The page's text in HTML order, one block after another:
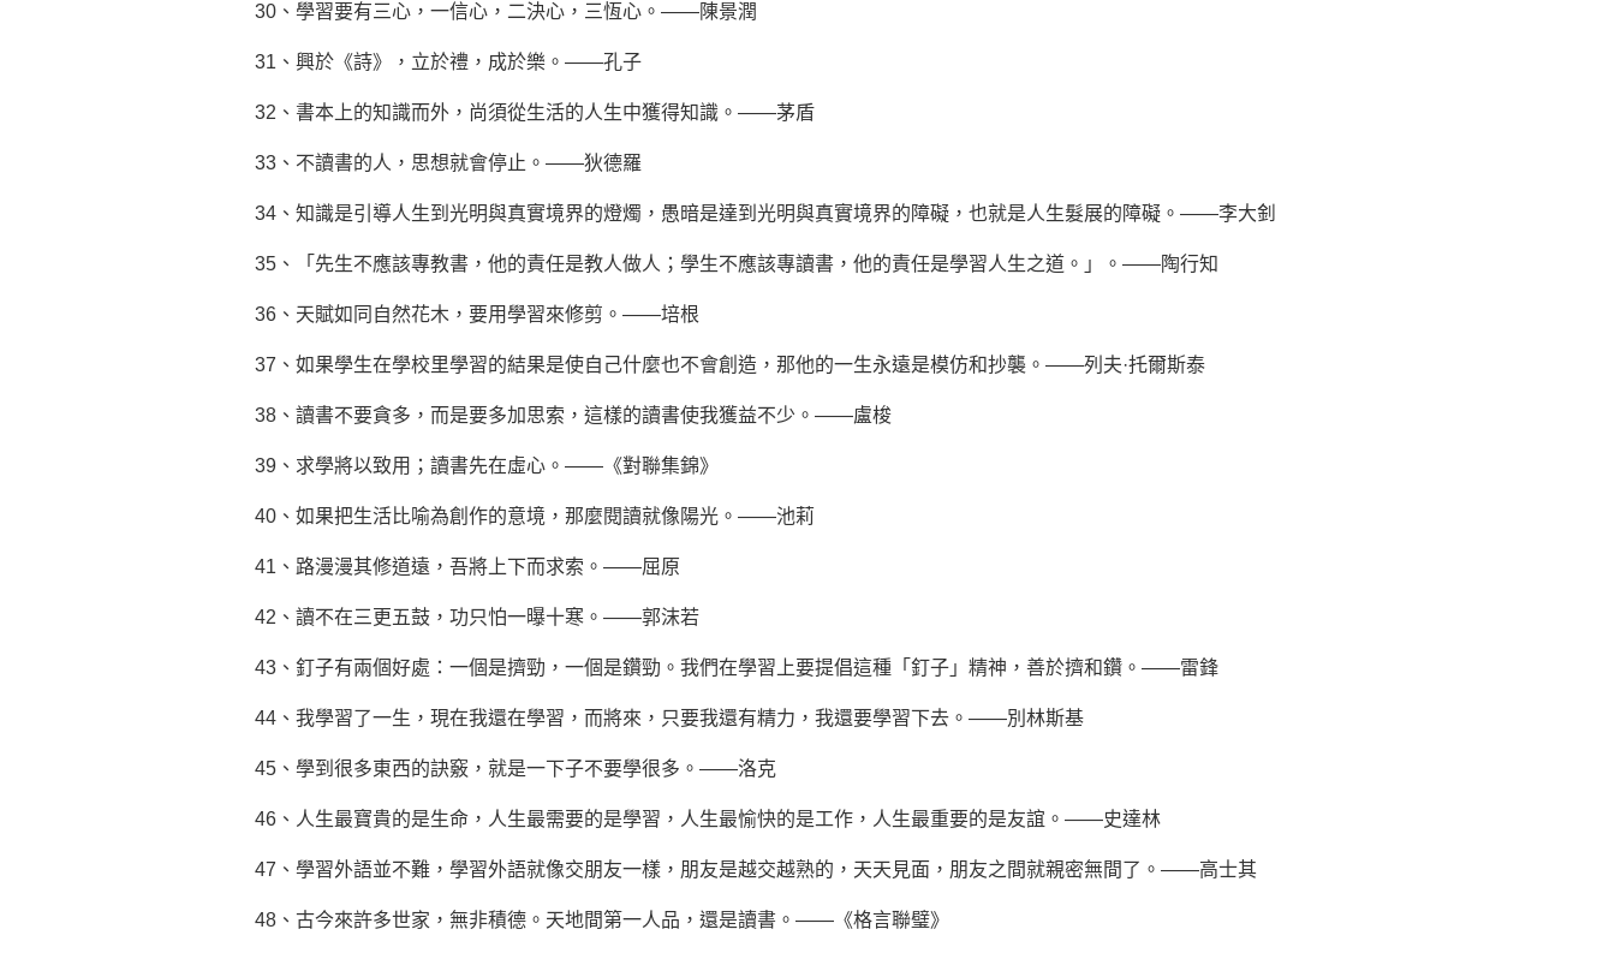
30、學習要有三心，一信心，二決心，三恆心。——陳景潤
31、興於《詩》，立於禮，成於樂。——孔子
32、書本上的知識而外，尚須從生活的人生中獲得知識。——茅盾
33、不讀書的人，思想就會停止。——狄德羅
34、知識是引導人生到光明與真實境界的燈燭，愚暗是達到光明與真實境界的障礙，也就是人生髮展的障礙。——李大釗
35、「先生不應該專教書，他的責任是教人做人；學生不應該專讀書，他的責任是學習人生之道。」。——陶行知
36、天賦如同自然花木，要用學習來修剪。——培根
37、如果學生在學校里學習的結果是使自己什麼也不會創造，那他的一生永遠是模仿和抄襲。——列夫·托爾斯泰
38、讀書不要貪多，而是要多加思索，這樣的讀書使我獲益不少。——盧梭
39、求學將以致用；讀書先在虛心。——《對聯集錦》
40、如果把生活比喻為創作的意境，那麼閱讀就像陽光。——池莉
41、路漫漫其修道遠，吾將上下而求索。——屈原
42、讀不在三更五鼓，功只怕一曝十寒。——郭沫若
43、釘子有兩個好處：一個是擠勁，一個是鑽勁。我們在學習上要提倡這種「釘子」精神，善於擠和鑽。——雷鋒
44、我學習了一生，現在我還在學習，而將來，只要我還有精力，我還要學習下去。——別林斯基
45、學到很多東西的訣竅，就是一下子不要學很多。——洛克
46、人生最寶貴的是生命，人生最需要的是學習，人生最愉快的是工作，人生最重要的是友誼。——史達林
47、學習外語並不難，學習外語就像交朋友一樣，朋友是越交越熟的，天天見面，朋友之間就親密無間了。——高士其
48、古今來許多世家，無非積德。天地間第一人品，還是讀書。——《格言聯璧》